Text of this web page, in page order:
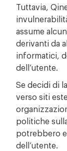
Tuttavia,
assume
derivanti da
informatici,
dell’utente.
Se decidi di
verso siti
politiche
potrebbero
dell’utente.